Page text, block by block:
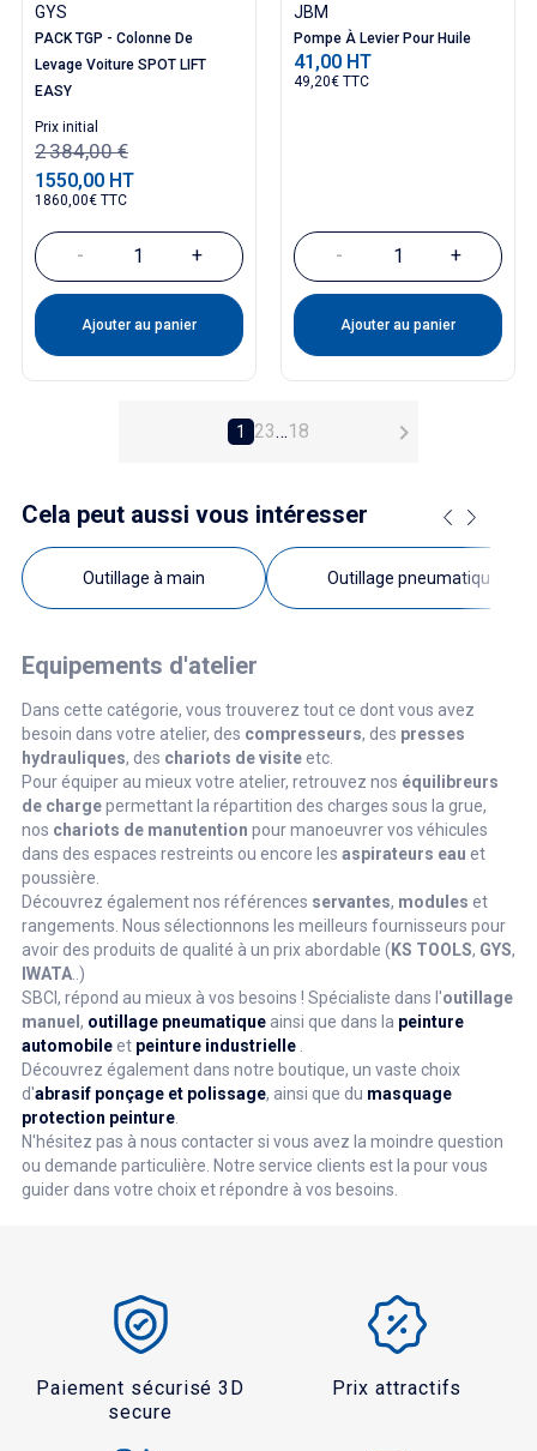
GYS
PACK TGP - Colonne De
Levage Voiture SPOT LIFT
EASY
Prix
1550,00 HT
1860,00€ TTC
Prix ​​initial
2 384,00 €
- +
Ajouter au panier
JBM
Pompe À Levier Pour Huile
Prix
41,00 HT
49,20€ TTC
- +
Ajouter au panier
1 23…18 
Cela peut aussi vous intéresser
Outillage à main Outillage pneumatique
Equipements d'atelier
Dans cette catégorie, vous trouverez tout ce dont vous avez
besoin dans votre atelier, des compresseurs, des presses
hydrauliques, des chariots de visiteetc.
Pour équiper au mieux votre atelier, retrouvez nos équilibreurs
de chargepermettant la répartition des charges sous la grue,
nos chariots de manutention pour manoeuvrer vos véhicules
dans des espaces restreints ou encore les aspirateurs eau et
poussière.
Découvrez également nos références servantes, modules et
rangements. Nous sélectionnons les meilleurs fournisseurs pour
avoir des produits de qualité à un prix abordable ( KS TOOLS, GYS,
IWATA..)
SBCI, répond au mieux à vos besoins ! Spécialiste dans l'outillage
manuel , outillage pneumatiqueainsi que dans la peinture
automobileet peinture industrielle.
Découvrez également dans notre boutique, un vaste choix
d'abrasif ponçage et polissage, ainsi que du masquage
protection peinture.
N'hésitez pas à nous contacter si vous avez la moindre question
ou demande particulière. Notre service clients est la pour vous
guider dans votre choix et répondre à vos besoins.
Paiement sécurisé 3D
secure
Prix attractifs